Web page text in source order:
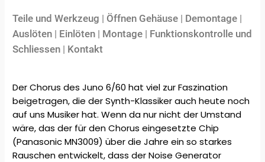
Teile und Werkzeug | Öffnen Gehäuse| Demontage|
Auslöten| Einlöten| Montage| Funktionskontrolle und
Schliessen| Kontakt
Der Chorus des Juno 6/60 hat viel zur Faszination
beigetragen, die der Synth-Klassiker auch heute noch
auf uns Musiker hat. Wenn da nur nicht der Umstand
wäre, das der für den Chorus eingesetzte Chip
(Panasonic MN3009) über die Jahre ein so starkes
Rauschen entwickelt, dass der Noise Generator